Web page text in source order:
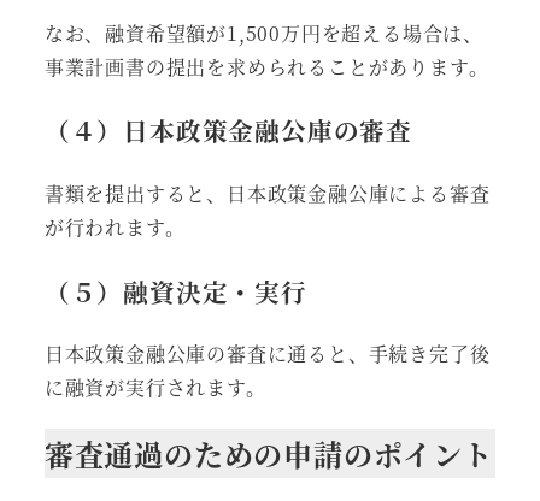
なお、融資希望額が1,500万円を超える場合は、
事業計画書の提出を求められることがあります。
（４）日本政策金融公庫の審査
書類を提出すると、日本政策金融公庫による審査
が行われます。
（５）融資決定・実行
日本政策金融公庫の審査に通ると、手続き完了後
に融資が実行されます。
審査通過のための申請のポイント